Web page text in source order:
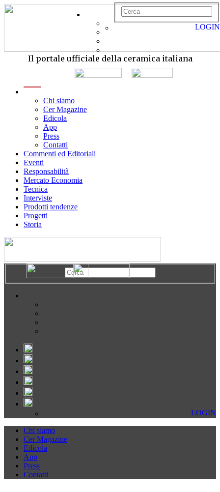
Il portale ufficiale della ceramica italiana
Chi siamo
Cer Magazine
Edicola
App
Press
Contatti
Commenti ed Editoriali
Eventi
Responsabilità
Mercato Economia
Tecnica
Interviste
Prodotti tendenze
Progetti
Storia
LOGIN
LOGIN
Chi siamo
Cer Magazine
Edicola
App
Press
Contatti